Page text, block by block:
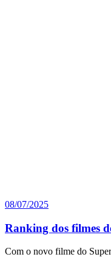
08/07/2025
Ranking dos filmes
Com o novo filme do